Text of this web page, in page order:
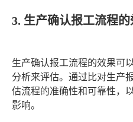
3. 生产确认报工流程的
生产确认报工流程的效果可
分析来评估。通过比对生产
估流程的准确性和可靠性，
影响。